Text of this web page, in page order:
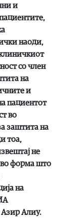
и
наоди,
со член
на
и
пациентот
во
заштита на
тоа,
не
форма што
на
Азир Алиу.